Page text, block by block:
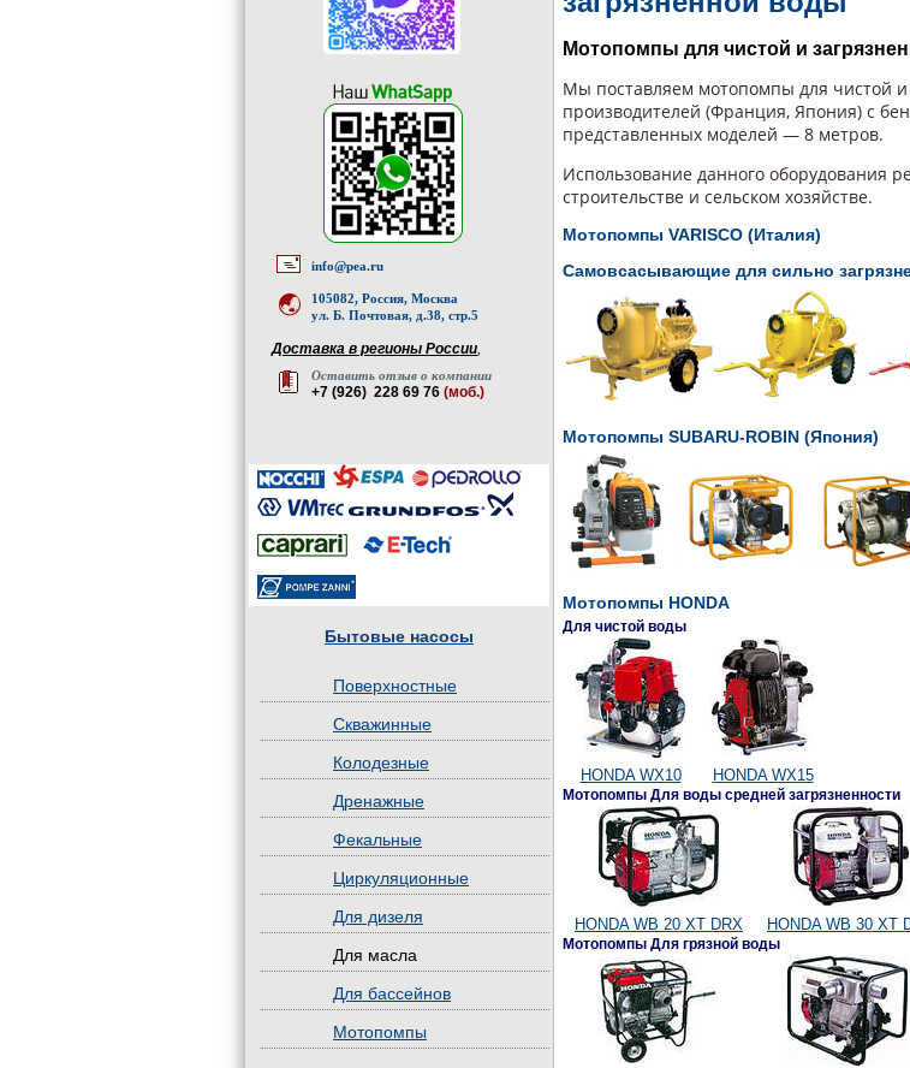
info@pea.ru
105082, Россия, Москва
ул. Б. Почтовая, д.38, стр.5
Доставка в регионы России,
Оставить отзыв о компании
+7 (926) 228 69 76 (моб.)
Бытовые насосы
Поверхностные
Скважинные
Колодезные
Дренажные
Фекальные
Циркуляционные
Для дизеля
Для масла
Для бассейнов
Мотопомпы
Мотопомпы для чистой и
Мы поставляем мотопомпы для чистой
производителей (Франция, Япония) с
представленных моделей — 8 метров.
Использование данного оборудования
строительстве и сельском хозяйстве.
Мотопомпы VARISCO (Италия)
Cамовсасывающие для сильно
Мотопомпы SUBARU-ROBIN (Япония)
Мотопомпы HONDA
Для чистой воды
HONDA WX10 HONDA WX15
Мотопомпы Для воды средней загрязненности
HONDA WB 20 XT DRX HONDA WB 30 XT
Мотопомпы Для грязной воды